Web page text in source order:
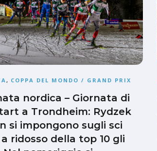
, COPPA DEL MONDO / GRAND PRIX
nordica – Giornata di
a Trondheim: Rydzek
si impongono sugli sci
ridosso della top 10 gli